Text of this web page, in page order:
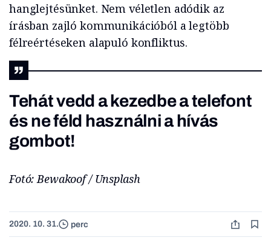
hanglejtésünket. Nem véletlen adódik az
írásban zajló kommunikációból a legtöbb
félreértéseken alapuló konfliktus.
Tehát vedd a kezedbe a telefont
és ne féld használni a hívás
gombot!
Fotó: Bewakoof / Unsplash
2020. 10. 31. perc